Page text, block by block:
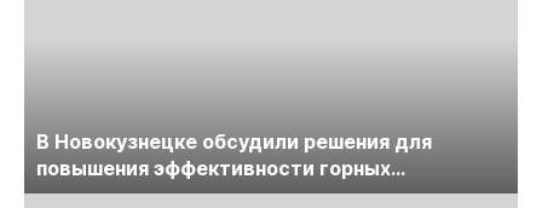
В Новокузнецке обсудили решения для
повышения эффективности горных
предприятий